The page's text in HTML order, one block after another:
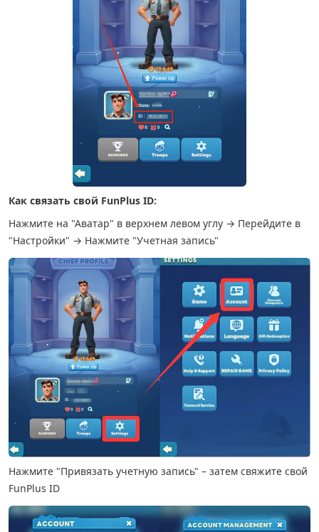
Как связать свой FunPlus ID:
Нажмите на "Аватар" в верхнем левом углу → Перейдите в
"Настройки" → Нажмите "Учетная запись"
Нажмите "Привязать учетную запись" – затем свяжите свой
FunPlus ID